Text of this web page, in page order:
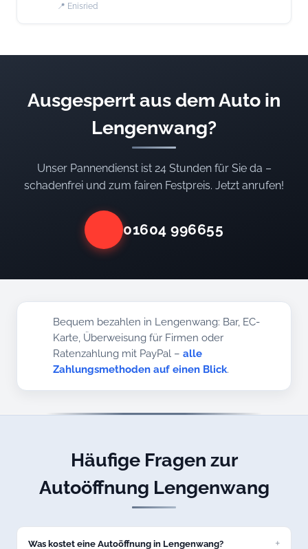
📍 Enisried
Ausgesperrt aus dem Auto in
Lengenwang?
Unser Pannendienst ist 24 Stunden für Sie da –
schadenfrei und zum fairen Festpreis. Jetzt anrufen!
01604 996655
Bequem bezahlen in Lengenwang: Bar, EC-
Karte, Überweisung für Firmen oder
Ratenzahlung mit PayPal –alle
Zahlungsmethoden auf einen Blick.
Häufige Fragen zur
Autoöffnung Lengenwang
Was kostet eine Autoöffnung in Lengenwang?